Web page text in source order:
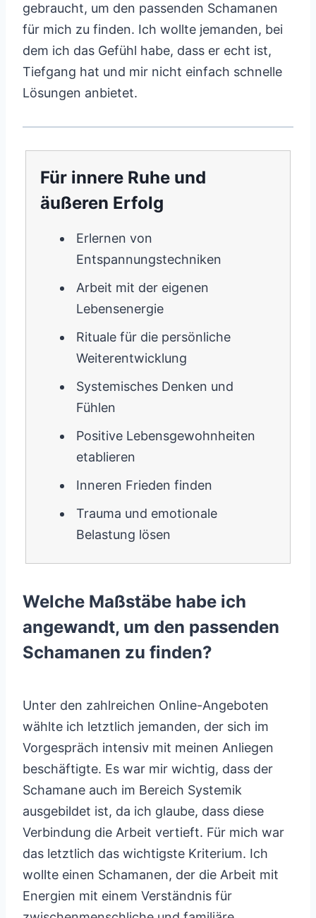
gebraucht, um den passenden Schamanen
für mich zu finden. Ich wollte jemanden, bei
dem ich das Gefühl habe, dass er echt ist,
Tiefgang hat und mir nicht einfach schnelle
Lösungen anbietet.
Für innere Ruhe und
äußeren Erfolg
Erlernen von
Entspannungstechniken
Arbeit mit der eigenen
Lebensenergie
Rituale für die persönliche
Weiterentwicklung
Systemisches Denken und
Fühlen
Positive Lebensgewohnheiten
etablieren
Inneren Frieden finden
Trauma und emotionale
Belastung lösen
Welche Maßstäbe habe ich
angewandt, um den passenden
Schamanen zu finden?
Unter den zahlreichen Online-Angeboten
wählte ich letztlich jemanden, der sich im
Vorgespräch intensiv mit meinen Anliegen
beschäftigte. Es war mir wichtig, dass der
Schamane auch im Bereich Systemik
ausgebildet ist, da ich glaube, dass diese
Verbindung die Arbeit vertieft. Für mich war
das letztlich das wichtigste Kriterium. Ich
wollte einen Schamanen, der die Arbeit mit
Energien mit einem Verständnis für